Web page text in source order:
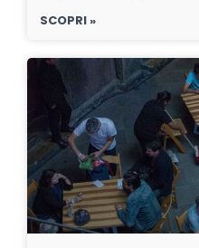
SCOPRI »